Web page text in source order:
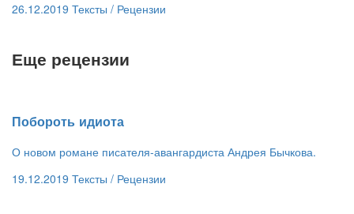
26.12.2019 Тексты / Рецензии
Еще рецензии
​Побороть идиота
О новом романе писателя-авангардиста Андрея Бычкова.
19.12.2019 Тексты / Рецензии